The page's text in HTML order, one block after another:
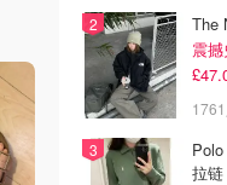
The
震撼
Polo
拉链